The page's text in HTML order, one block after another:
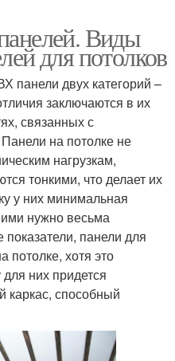
Виды
для потолков
панели двух категорий –
заключаются в их
связанных с
на потолке не
нагрузкам,
тонкими, что делает их
у них минимальная
нужно весьма
показатели, панели для
потолке, хотя это
них придется
каркас, способный